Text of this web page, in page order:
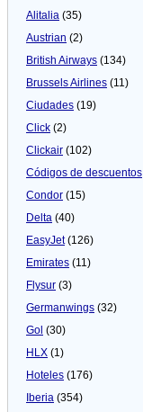
Alitalia (35)
Austrian (2)
British Airways (134)
Brussels Airlines (11)
Ciudades (19)
Click (2)
Clickair (102)
Códigos de descuentos
Condor (15)
Delta (40)
EasyJet(126)
Emirates (11)
Flysur (3)
Germanwings (32)
Gol (30)
HLX (1)
Hoteles (176)
Iberia (354)